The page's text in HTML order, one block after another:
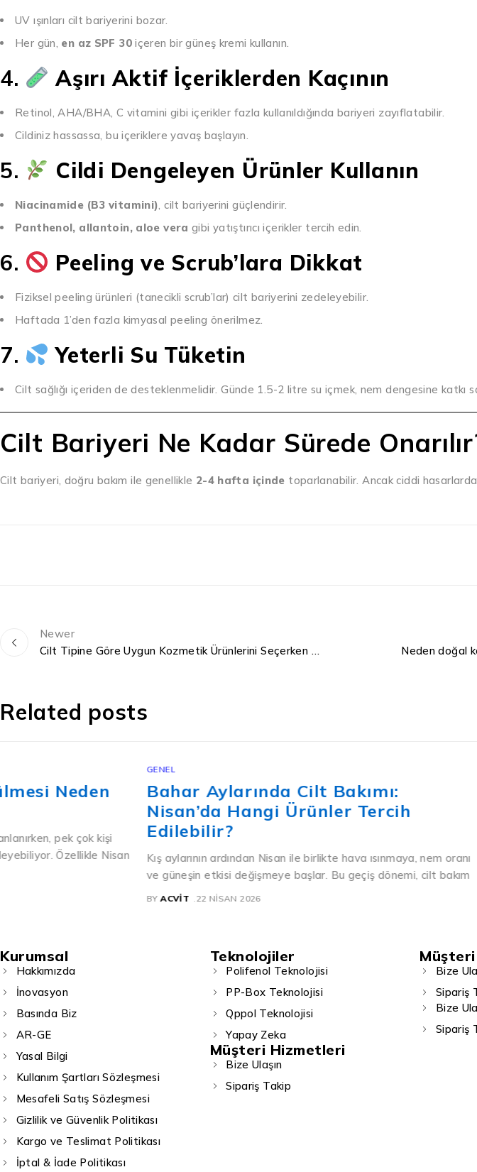
UV ışınları cilt bariyerini bozar.
Her gün, en az SPF 30içeren bir güneş kremi kullanın.
4. Aşırı Aktif İçeriklerden Kaçının
Retinol, AHA/BHA, C vitamini gibi içerikler fazla kullanıldığında bariyeri zayıflatabilir.
Cildiniz hassassa, bu içeriklere yavaş başlayın.
5. Cildi Dengeleyen Ürünler Kullanın
Niacinamide (B3 vitamini), cilt bariyerini güçlendirir.
Panthenol, allantoin, aloe vera gibi yatıştırıcı içerikler tercih edin.
6. Peeling ve Scrub’lara Dikkat
Fiziksel peeling ürünleri (tanecikli scrub’lar) cilt bariyerini zedeleyebilir.
Haftada 1’den fazla kimyasal peeling önerilmez.
7. Yeterli Su Tüketin
Cilt sağlığı içeriden de desteklenmelidir. Günde 1.5-2 litre su içmek, nem dengesine katkı
Cilt Bariyeri Ne Kadar Sürede
Cilt bariyeri, doğru bakım ile genellikle 2-4 hafta içinde toparlanabilir. Ancak ciddi
Newer
Cilt Tipine Göre Uygun Kozmetik Ürünlerini Seçerken Püf Noktalar
Neden doğal
Related posts
Bahar Aylarında Cilt Bakımı:
Nisan’da Hangi Ürünler Tercih
Edilebilir?
Kış aylarının ardından Nisan ile birlikte hava ısınmaya, nem oranı
ve güneşin etkisi değişmeye başlar. Bu geçiş dönemi, cilt bakım
Kıştan Yaza
Bakımı Nasıl
Kış aylarının yoğun ve
yaz dönemine geçerken
sürecinde bakım
Kurumsal
Hakkımızda
İnovasyon
Basında Biz
AR-GE
Yasal Bilgi
Kullanım Şartları Sözleşmesi
Mesafeli Satış Sözleşmesi
Gizlilik ve Güvenlik Politikası
Kargo ve Teslimat Politikası
İptal & İade Politikası
Teknolojiler
Polifenol Teknolojisi
PP-Box Teknolojisi
Qppol Teknolojisi
Yapay Zeka
Müşteri Hizmetleri
Bize Ulaşın
Sipariş Takip
Bize
Sipariş
Bize
Sipariş